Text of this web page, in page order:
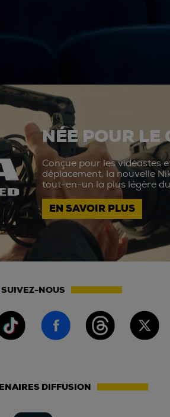
NÉE POUR LE
Conçue pour les vidéastes
déplacement, la nouvelle
tout-en-un la plus légère
EN SAVOIR PLUS
SUIVEZ-NOUS
DIFFUSION